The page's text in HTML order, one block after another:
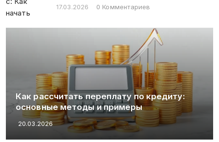
17.03.2026 0 Комментариев
Хм, мне нужно определить
статьи по предоставленному
Пользователь просит ответить
русском языке, без кавычек или
символов, только сам заголовок.
20.03.2026